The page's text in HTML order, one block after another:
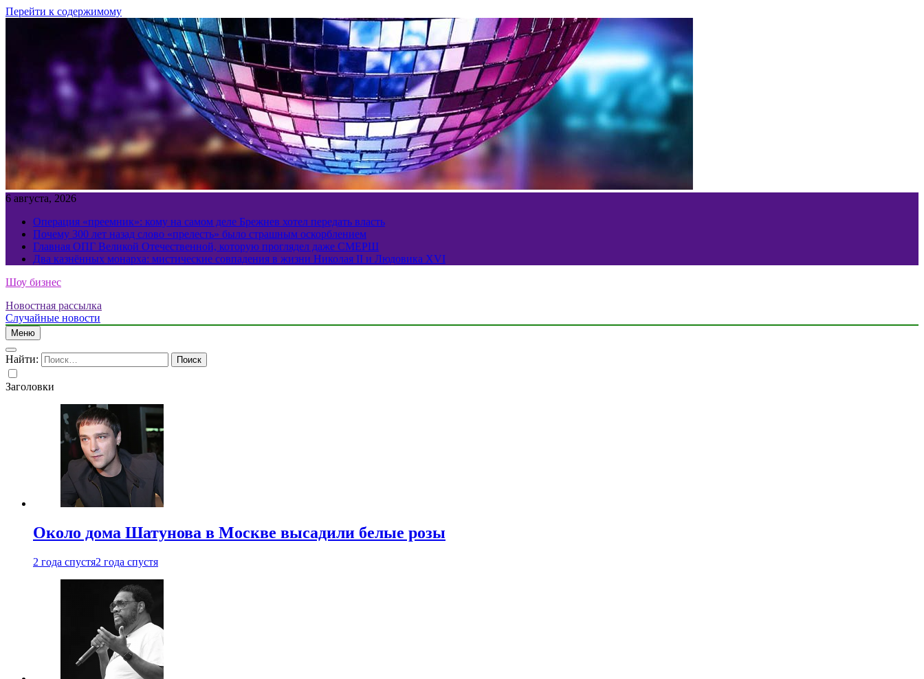
Перейти к содержимому
6 августа, 2026
Операция «преемник»: кому на самом деле Брежнев хотел передать власть
Почему 300 лет назад слово «прелесть» было страшным оскорблением
Главная ОПГ Великой Отечественной, которую проглядел даже СМЕРШ
Два казнённых монарха: мистические совпадения в жизни Николая II и Людовика XVI
Шоу бизнес
Новостная рассылка
Случайные новости
Меню
Найти:
Заголовки
Около дома Шатунова в Москве высадили белые розы
2 года спустя2 года спустя